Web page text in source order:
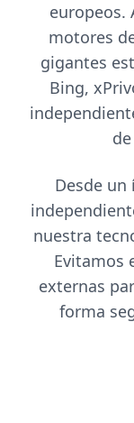
europeos.
motores
gigantes
Bing,
Desde un
nuestra
Evitamos
externas
forma